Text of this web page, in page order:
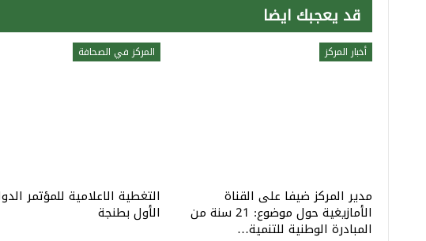
قد يعجبك ايضا
أخبار المركز
مدير المركز ضيفا على القناة
الأمازيغية حول موضوع: 21 سنة من
المبادرة الوطنية للتنمية…
المركز في الصحافة
التغطية الاعلامية للمؤتمر
الأول بطنجة